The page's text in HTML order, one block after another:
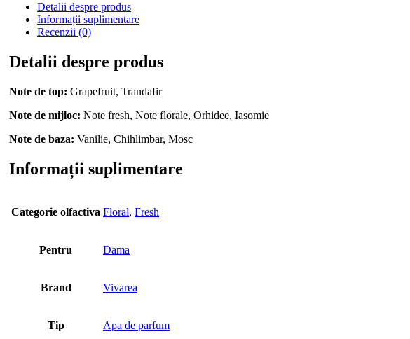
Detalii despre produs
Informații suplimentare
Recenzii (0)
Detalii despre produs
Note de top: Grapefruit, Trandafir
Note de mijloc: Note fresh, Note florale, Orhidee, Iasomie
Note de baza: Vanilie, Chihlimbar, Mosc
Informații suplimentare
Categorie olfactiva Floral, Fresh
Pentru Dama
Brand Vivarea
Tip Apa de parfum